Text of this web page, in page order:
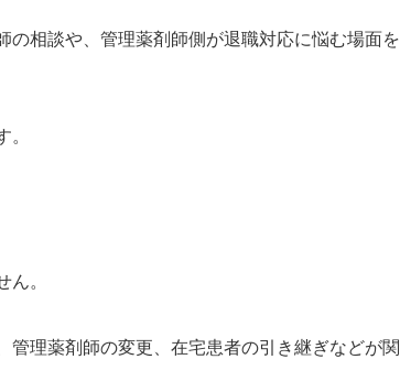
相談や、管理薬剤師側が退職対応に悩む場面を
。
理薬剤師の変更、在宅患者の引き継ぎなどが関